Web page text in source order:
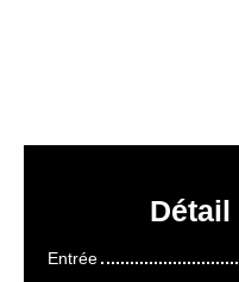
Détail
Entrée